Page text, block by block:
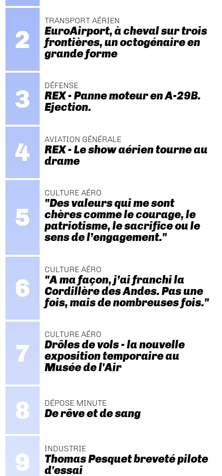
TRANSPORT AÉRIEN
EuroAirport, à cheval sur trois
frontières, un octogénaire en
grande forme
DÉFENSE
REX - Panne moteur en A-29B.
Ejection.
AVIATION GÉNÉRALE
REX - Le show aérien tourne au
drame
CULTURE AÉRO
"Des valeurs qui me sont
chères comme le courage, le
patriotisme, le sacrifice ou le
sens de l’engagement."
CULTURE AÉRO
"A ma façon, j’ai franchi la
Cordillère des Andes. Pas une
fois, mais de nombreuses fois."
CULTURE AÉRO
Drôles de vols - la nouvelle
exposition temporaire au
Musée de l'Air
DÉPOSE MINUTE
De rêve et de sang
INDUSTRIE
Thomas Pesquet breveté pilote
d'essai